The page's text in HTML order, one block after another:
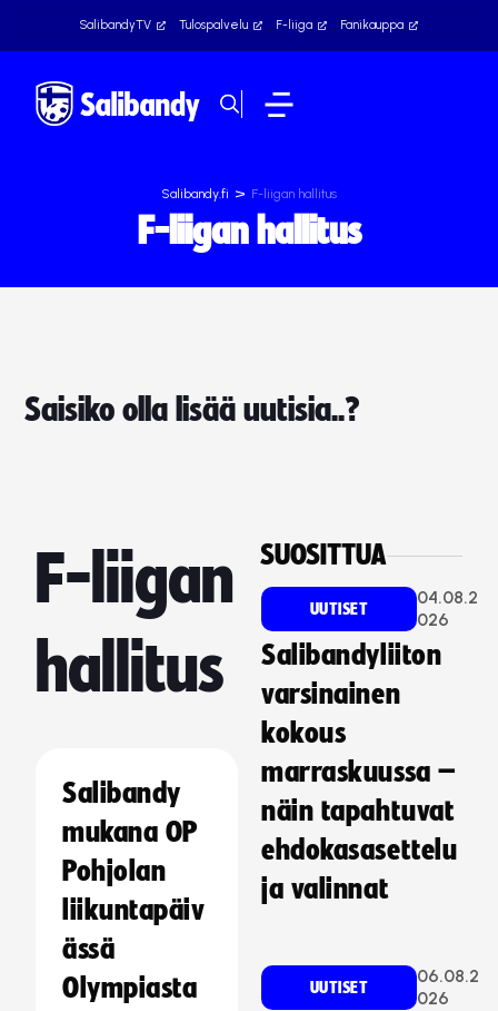
SalibandyTV Tulospalvelu F-liiga Fanikauppa
Salibandy.fi > F-liigan hallitus
F-liigan hallitus
Saisiko olla lisää uutisia..?
F-liigan
hallitus
Salibandy
mukana OP
Pohjolan
liikuntapäiv
ässä
Olympiasta
SUOSITTUA
UUTISET
04.08.2
026
Salibandyliiton
varsinainen
kokous
marraskuussa –
näin tapahtuvat
ehdokasasettelu
ja valinnat
UUTISET
06.08.2
026